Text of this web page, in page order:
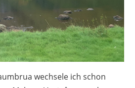
wechsele ich schon